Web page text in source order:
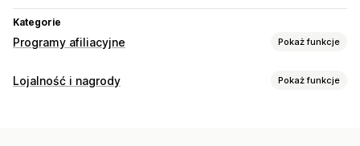
Kategorie
Programy afiliacyjne Pokaż funkcje
Opcje prowizji
Lojalność i nagrody Pokaż funkcje